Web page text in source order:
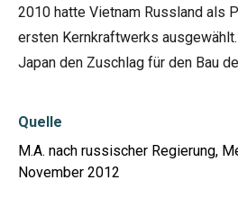
2010 hatte Vietnam Russland als
ersten Kernkraftwerks
Japan den Zuschlag für den Bau
Quelle
M.A. nach russischer Regierung,
November 2012